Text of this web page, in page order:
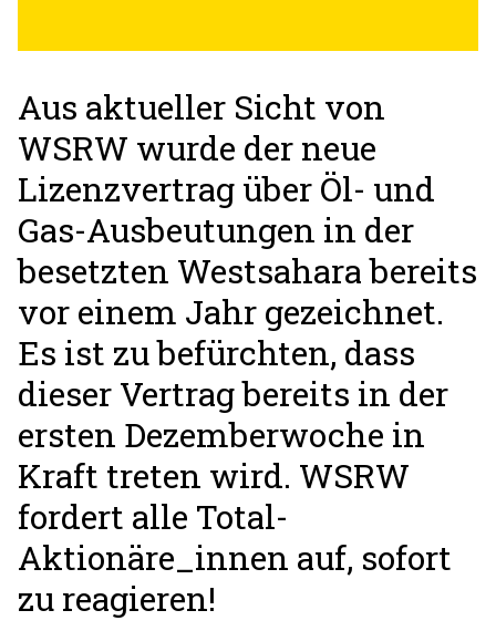
Aus aktueller Sicht von
WSRW wurde der neue
Lizenzvertrag über Öl- und
Gas-Ausbeutungen in der
besetzten Westsahara bereits
vor einem Jahr gezeichnet.
Es ist zu befürchten, dass
dieser Vertrag bereits in der
ersten Dezemberwoche in
Kraft treten wird. WSRW
fordert alle Total-
Aktionäre_innen auf, sofort
zu reagieren!